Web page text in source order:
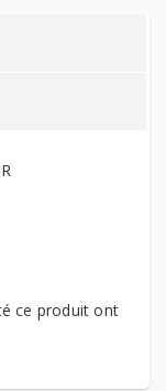
ce produit ont